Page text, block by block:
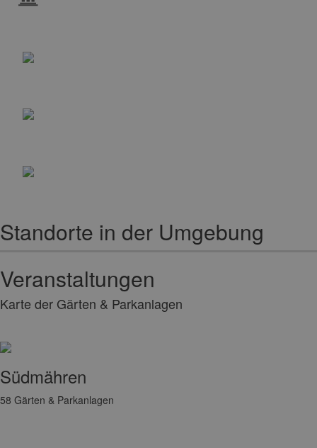
Standorte in der Umgebung
Veranstaltungen
Karte der Gärten & Parkanlagen
Südmähren
58 Gärten & Parkanlagen